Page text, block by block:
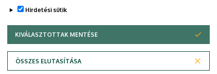
Hirdetési sütik
KIVÁLASZTOTTAK MENTÉSE
ÖSSZES ELUTASÍTÁSA
WITHDRAW CONSENT